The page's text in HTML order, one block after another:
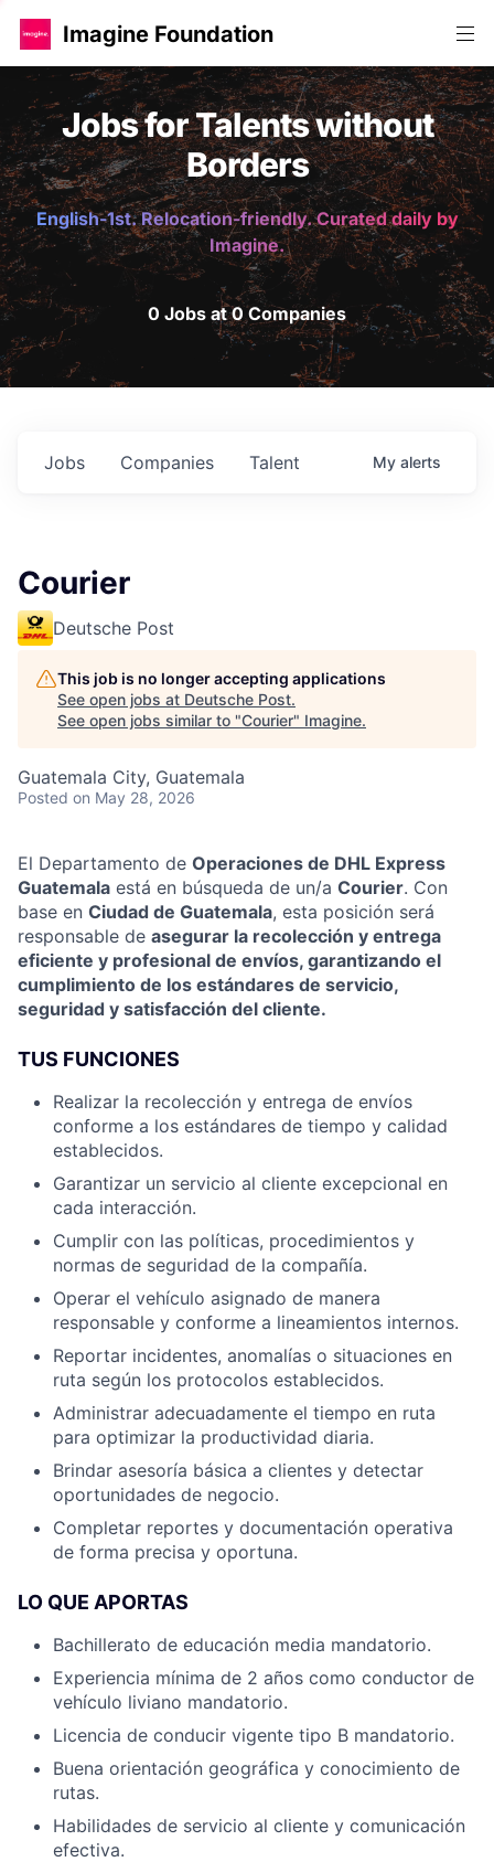
Imagine Foundation
Jobs for Talents without
Borders
English-1st. Relocation-friendly. Curated daily by
Imagine.
0 Jobs at 0 Companies
Jobs Companies Talent My alerts
Courier
Deutsche Post
This job is no longer accepting applications
See open jobs at Deutsche Post.
See open jobs similar to "Courier" Imagine.
Guatemala City, Guatemala
Posted on May 28, 2026
El Departamento de Operaciones de DHL Express
Guatemala está en búsqueda de un/a Courier. Con
base en Ciudad de Guatemala, esta posición será
responsable de asegurar la recolección y entrega
eficiente y profesional de envíos, garantizando el
cumplimiento de los estándares de servicio,
seguridad y satisfacción del cliente.
TUS FUNCIONES
Realizar la recolección y entrega de envíos
conforme a los estándares de tiempo y calidad
establecidos.
Garantizar un servicio al cliente excepcional en
cada interacción.
Cumplir con las políticas, procedimientos y
normas de seguridad de la compañía.
Operar el vehículo asignado de manera
responsable y conforme a lineamientos internos.
Reportar incidentes, anomalías o situaciones en
ruta según los protocolos establecidos.
Administrar adecuadamente el tiempo en ruta
para optimizar la productividad diaria.
Brindar asesoría básica a clientes y detectar
oportunidades de negocio.
Completar reportes y documentación operativa
de forma precisa y oportuna.
LO QUE APORTAS
Bachillerato de educación media mandatorio.
Experiencia mínima de 2 años como conductor de
vehículo liviano mandatorio.
Licencia de conducir vigente tipo B mandatorio.
Buena orientación geográfica y conocimiento de
rutas.
Habilidades de servicio al cliente y comunicación
efectiva.